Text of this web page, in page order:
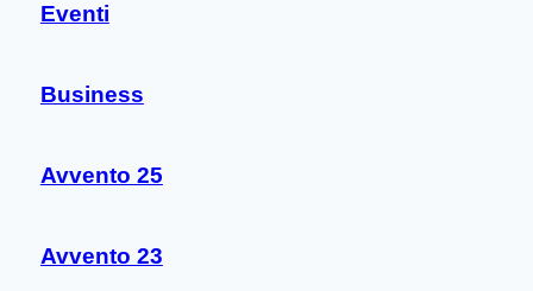
Eventi
Business
Avvento 25
Avvento 23